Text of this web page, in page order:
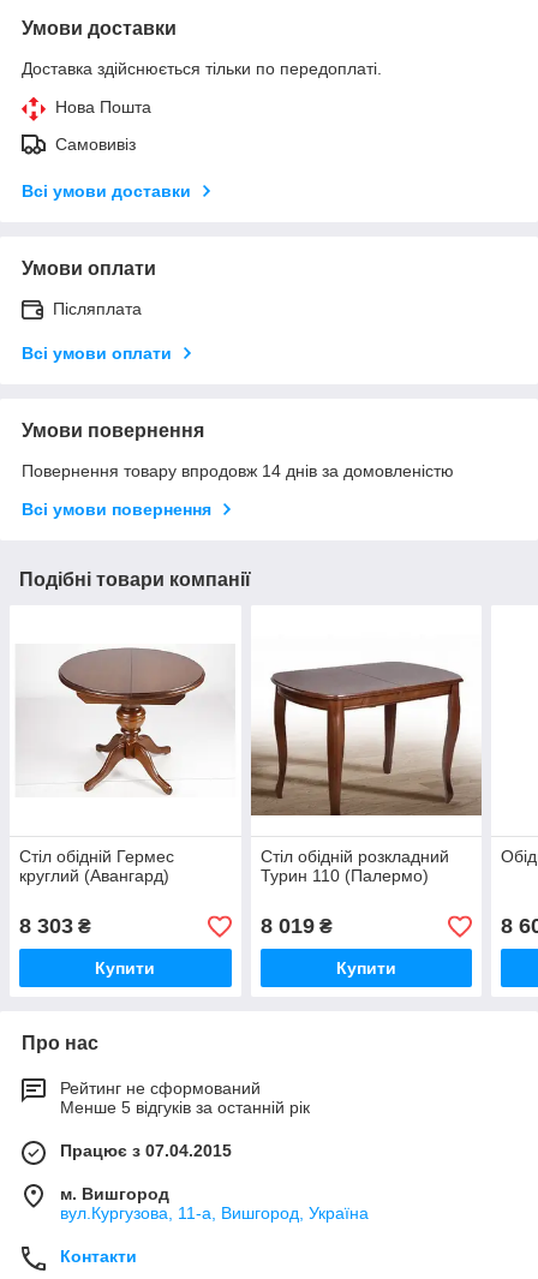
Умови доставки
Доставка здійснюється тільки по передоплаті.
Нова Пошта
Самовивіз
Всі умови доставки
Умови оплати
Післяплата
Всі умови оплати
Умови повернення
Повернення товару впродовж 14 днів за домовленістю
Всі умови повернення
Подібні товари компанії
Стіл обідній Гермес
круглий (Авангард)
8 303 ₴
Купити
Стіл обідній розкладний
Турин 110 (Палермо)
8 019₴
Купити
8
Про нас
Рейтинг не сформований
Менше 5 відгуків за останній рік
Працює з 07.04.2015
м. Вишгород
вул.Кургузова, 11-а, Вишгород, Україна
Контакти